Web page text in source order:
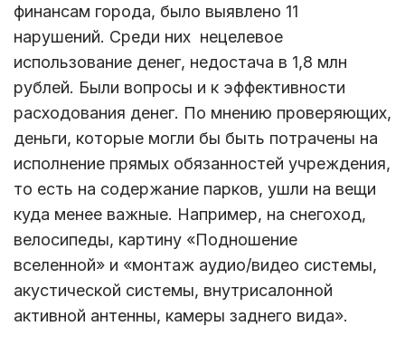
финансам города, было выявлено 11
нарушений. Среди них нецелевое
использование денег, недостача в 1,8 млн
рублей. Были вопросы и к эффективности
расходования денег. По мнению проверяющих,
деньги, которые могли бы быть потрачены на
исполнение прямых обязанностей учреждения,
то есть на содержание парков, ушли на вещи
куда менее важные. Например, на снегоход,
велосипеды, картину «Подношение
вселенной» и «монтаж аудио/видео системы,
акустической системы, внутрисалонной
активной антенны, камеры заднего вида».